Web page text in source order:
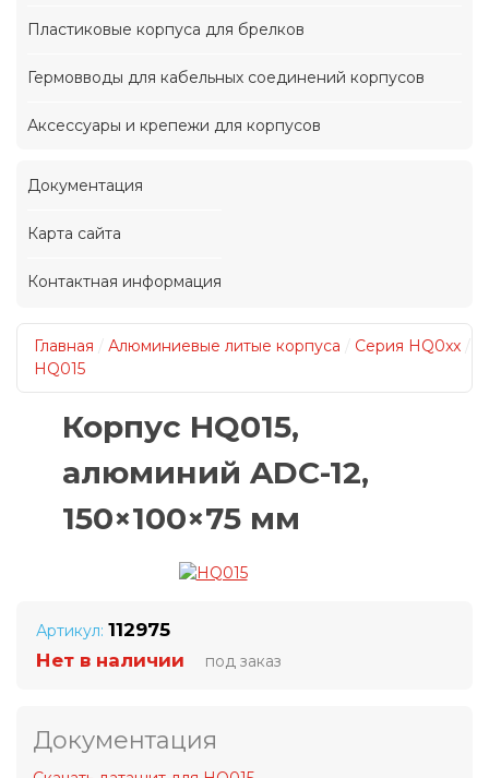
Пластиковые корпуса для брелков
Гермовводы для кабельных соединений корпусов
Аксессуары и крепежи для корпусов
Документация
Карта сайта
Контактная информация
Главная Алюминиевые литые корпуса Серия HQ0xx
HQ015
Корпус HQ015,
алюминий ADC-12,
150×100×75 мм
Артикул: 112975
Нет в наличии
под заказ
Документация